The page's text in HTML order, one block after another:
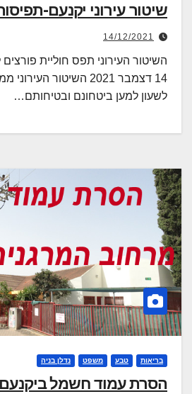
שיטור עירוני יקנעם-
14/12/2021
השיטור העירוני תפס חוליית פורצים
14 דצמבר 2021 השיטור
לשעון למען ביטחונם ובטיחותם…
בריאות טבע משפט נדלן בניה
הסרת עמוד חשמל ביקנעם